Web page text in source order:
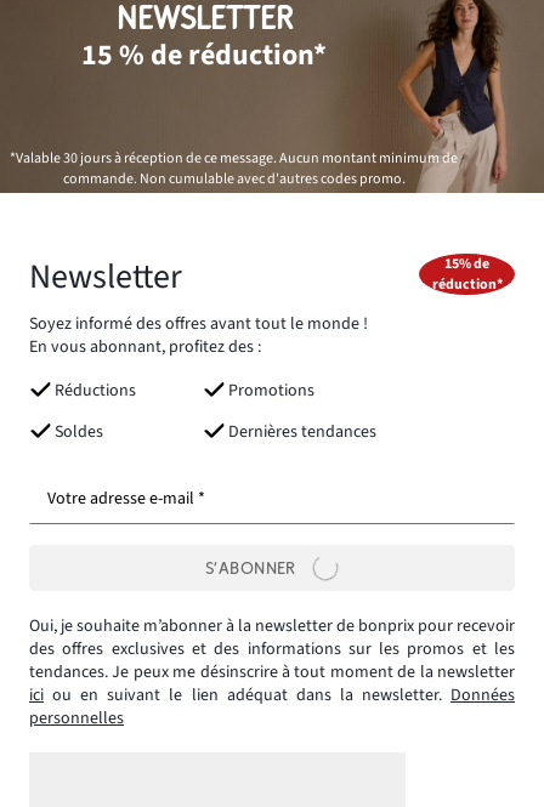
NEWSLETTER
15 % de réduction*
*Valable 30 jours à réception de ce message. Aucun montant minimum de
commande. Non cumulable avec d'autres codes promo.
Newsletter
Soyez informé des offres avant tout le monde !
En vous abonnant, profitez des :
Réductions
Promotions
Soldes
Dernières tendances
15% de
réduction*
Votre adresse e-mail *
S’ABONNER
Oui, je souhaite m’abonner à la newsletter de bonprix pour recevoir
des offres exclusives et des informations sur les promos et les
tendances. Je peux me désinscrire à tout moment de la newsletter
ici ou en suivant le lien adéquat dans la newsletter. Données
personnelles